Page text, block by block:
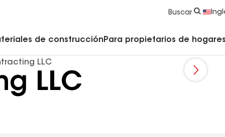
Buscar
de construcción Para propietarios de
LLC
LLC